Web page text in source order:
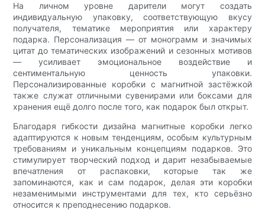
На личном уровне дарители могут создать
индивидуальную упаковку, соответствующую вкусу
получателя, тематике мероприятия или характеру
подарка. Персонализация — от монограмм и значимых
цитат до тематических изображений и сезонных мотивов
— усиливает эмоциональное воздействие и
сентиментальную ценность упаковки.
Персонализированные коробки с магнитной застёжкой
также служат отличными сувенирами или боксами для
хранения ещё долго после того, как подарок был открыт.
Благодаря гибкости дизайна магнитные коробки легко
адаптируются к новым тенденциям, особым культурным
требованиям и уникальным концепциям подарков. Это
стимулирует творческий подход и дарит незабываемые
впечатления от распаковки, которые так же
запоминаются, как и сам подарок, делая эти коробки
незаменимыми инструментами для тех, кто серьёзно
относится к преподнесению подарков.